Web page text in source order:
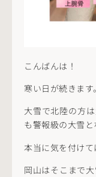
こんばんは！
寒い日が続きま
大雪で北陸の方
も警報級の大雪
本当に気を付けて
岡山はそこまで